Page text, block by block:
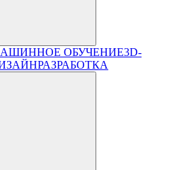
ОБУЧЕНИЕ3D-
РАЗРАБОТКА